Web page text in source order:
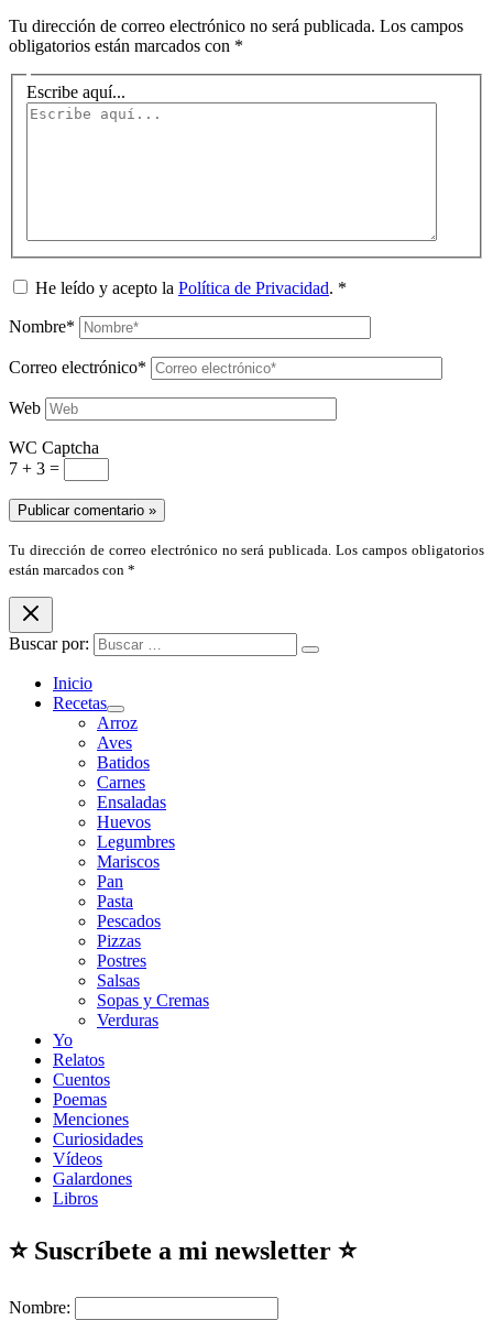
Tu dirección de correo electrónico no será publicada. Los campos
obligatorios están marcados con *
Escribe aquí...
He leído y acepto la Política de Privacidad. *
Nombre*
Correo electrónico*
Web
WC Captcha
7 + 3 =
Tu dirección de correo electrónico no será publicada. Los campos obligatorios
están marcados con *
Buscar por:
Inicio
Recetas
Arroz
Aves
Batidos
Carnes
Ensaladas
Huevos
Legumbres
Mariscos
Pan
Pasta
Pescados
Pizzas
Postres
Salsas
Sopas y Cremas
Verduras
Yo
Relatos
Cuentos
Poemas
Menciones
Curiosidades
Vídeos
Galardones
Libros
⭐ Suscríbete a mi newsletter ⭐
Nombre: